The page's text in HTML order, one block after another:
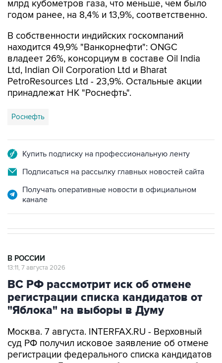
млрд кубометров газа, что меньше, чем было
годом ранее, на 8,4% и 13,9%, соответственно.
В собственности индийских госкомпаний
находится 49,9% "Ванкорнефти": ONGC
владеет 26%, консорциум в составе Oil India
Ltd, Indian Oil Corporation Ltd и Bharat
PetroResources Ltd - 23,9%. Остальные акции
принадлежат НК "Роснефть".
Роснефть
Купить подписку на профессиональную ленту
Подписаться на рассылку главных новостей сайта
Получать оперативные новости в официальном
канале
В РОССИИ
13:11, 7 августа 2026
ВС РФ рассмотрит иск об отмене
регистрации списка кандидатов от
"Яблока" на выборы в Думу
Москва. 7 августа. INTERFAX.RU - Верховный
суд РФ получил исковое заявление об отмене
регистрации федерального списка кандидатов